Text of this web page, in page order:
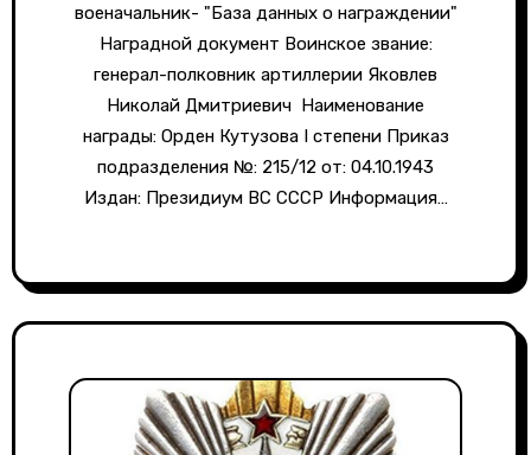
военачальник- "База данных о награждении"
Наградной документ Воинское звание:
генерал-полковник артиллерии Яковлев
Николай Дмитриевич Наименование
награды: Орден Кутузова I степени Приказ
подразделения №: 215/12 от: 04.10.1943
Издан: Президиум ВС СССР Информация…